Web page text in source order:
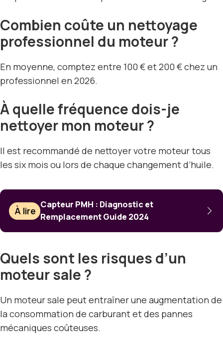
Combien coûte un nettoyage
professionnel du moteur ?
En moyenne, comptez entre 100 € et 200 € chez un
professionnel en 2026.
À quelle fréquence dois-je
nettoyer mon moteur ?
Il est recommandé de nettoyer votre moteur tous
les six mois ou lors de chaque changement d’huile.
À lire
Capteur PMH : Diagnostic et
Remplacement Guide 2024
Quels sont les risques d’un
moteur sale ?
Un moteur sale peut entraîner une augmentation de
la consommation de carburant et des pannes
mécaniques coûteuses.